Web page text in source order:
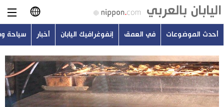
日本語
English
简体字
أحدث الموضوعات
أحدث الموضوعات في العمق إنفوغرافيك اليابان أخبار سياحة